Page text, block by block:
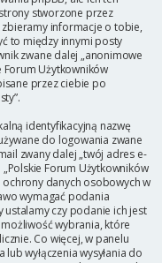
stworzone przez
informacje o tobie,
to między innymi posty
zwane dalej „anonimowe
Forum Użytkowników
przez ciebie po
identyfikacyjną nazwę
do logowania zwane
zwany dalej „twój adres e-
Forum Użytkowników
danych osobowych w
wymagać podania
czy podanie ich jest
wybrania, które
Co więcej, w panelu
wyłączenia wysyłania do